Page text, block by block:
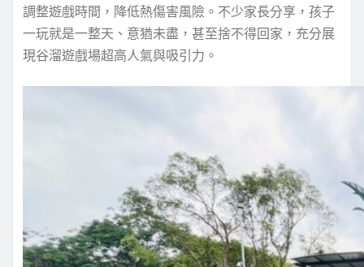
調整遊戲時間，降低熱傷害風險。不少家長分享，孩子
一玩就是一整天、意猶未盡，甚至捨不得回家，充分展
現谷溜遊戲場超高人氣與吸引力。